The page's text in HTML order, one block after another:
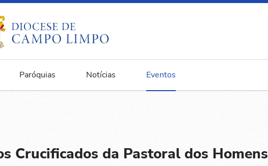
Paróquias Notícias Eventos
Crucificados da Pastoral dos Homens